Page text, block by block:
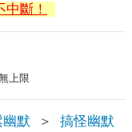
斷！
上限
幽默 ＞ 搞怪幽默